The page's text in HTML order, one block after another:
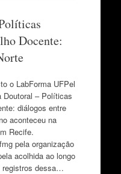
Docente:
o LabForma UFPel
Doutoral – Políticas
diálogos entre
aconteceu na
Recife.
pela organização
acolhida ao longo
registros dessa…